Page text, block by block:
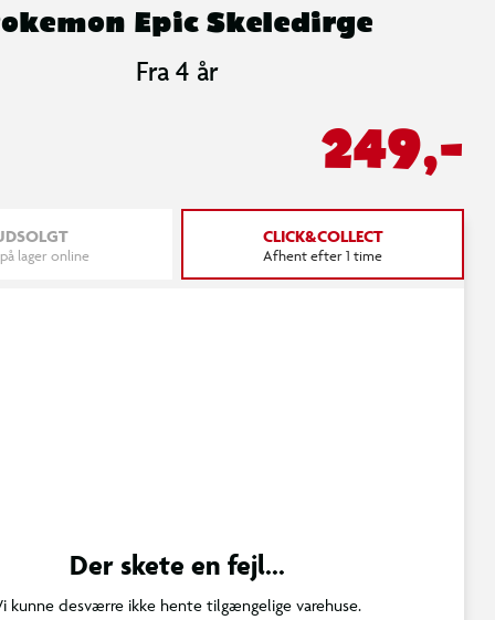
Epic Skeledirge
Fra 4 år
249,-
lager online
CLICK&COLLECT
Afhent efter 1 time
Der skete en fejl...
kunne desværre ikke hente tilgængelige varehuse.